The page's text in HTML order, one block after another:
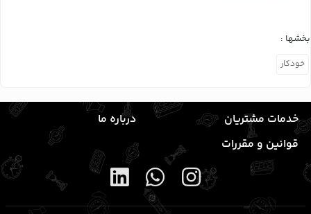
بخشها :
خودکار
خدمات مشتریان
درباره ما
قوانین و مقررات